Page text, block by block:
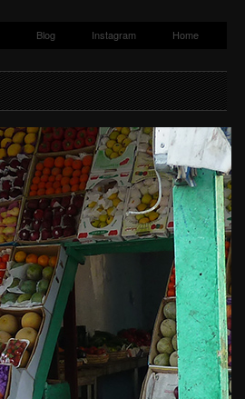
Blog Instagram Home